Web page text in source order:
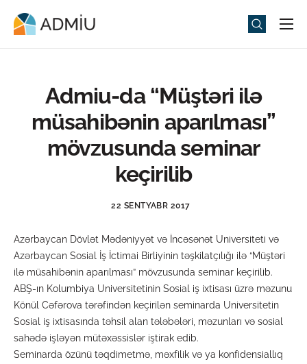
Universitet
Media
Tədbirlər
eMağaza
Admiu-da “Müştəri ilə
müsahibənin aparılması”
mövzusunda seminar
keçirilib
22 SENTYABR 2017
Azərbaycan Dövlət Mədəniyyət və İncəsənət Universiteti və
Azərbaycan Sosial İş İctimai Birliyinin təşkilatçılığı ilə “Müştəri
ilə müsahibənin aparılması” mövzusunda seminar keçirilib.
ABŞ-ın Kolumbiya Universitetinin Sosial iş ixtisası üzrə məzunu
Könül Cəfərova tərəfindən keçirilən seminarda Universitetin
Sosial iş ixtisasında təhsil alan tələbələri, məzunları və sosial
sahədə işləyən mütəxəssislər iştirak edib.
Seminarda özünü təqdimetmə, məxfilik və ya konfidensiallıq